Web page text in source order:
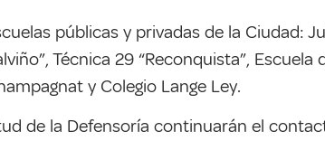
públicas y privadas de la Ciudad:
Técnica 29 “Reconquista”,
y Colegio Lange Ley.
de la Defensoría continuarán el